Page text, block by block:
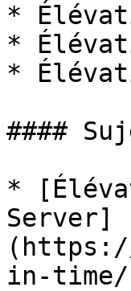
*
*
*
####
*
Server]
in-